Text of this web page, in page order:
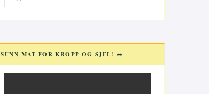
for:
SUNN MAT FOR KROPP OG SJEL! 🥗